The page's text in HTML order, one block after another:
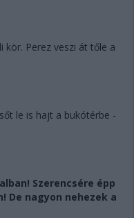
kör. Perez veszi át tőle a
le is hajt a bukótérbe -
Szerencsére épp
De nagyon nehezek a